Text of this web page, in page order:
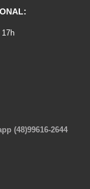
(48)99616-2644